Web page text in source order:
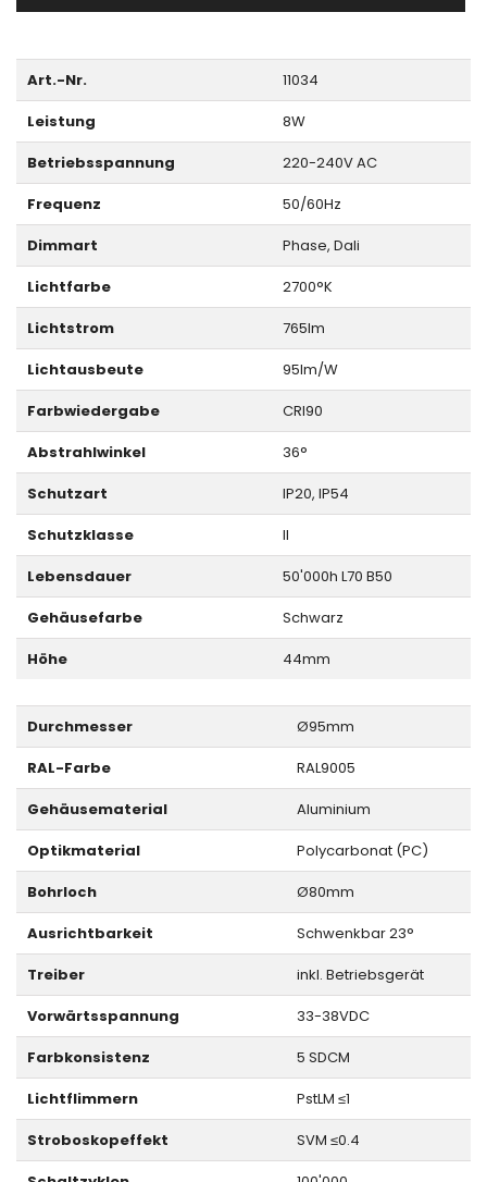
Art.-Nr.
11034
Leistung
8W
Betriebsspannung
220-240V AC
Frequenz
50/60Hz
Dimmart
Phase, Dali
Lichtfarbe
2700°K
Lichtstrom
765lm
Lichtausbeute
95lm/W
Farbwiedergabe
CRI90
Abstrahlwinkel
36°
Schutzart
IP20, IP54
Schutzklasse
II
Lebensdauer
50'000h L70 B50
Gehäusefarbe
Schwarz
Höhe
44mm
Durchmesser
Ø95mm
RAL-Farbe
RAL9005
Gehäusematerial
Aluminium
Optikmaterial
Polycarbonat (PC)
Bohrloch
Ø80mm
Ausrichtbarkeit
Schwenkbar 23°
Treiber
inkl. Betriebsgerät
Vorwärtsspannung
33-38VDC
Farbkonsistenz
5 SDCM
Lichtflimmern
PstLM ≤1
Stroboskopeffekt
SVM ≤0.4